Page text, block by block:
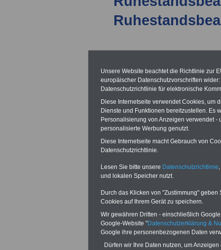
12.03.2026 Aus
Sektor:
(TV-L);
dem Ergebnis
die Tarifrunde
der Länder -
abgeschlossen
14.02.2026
Dienst der
Beschäftigte
Unsere Website beachtet die Richtlinie zur
europäischer Datenschutzvorschriften
Datenschutzrichtlinie für elektronische
Diese Internetseite verwendet Cookies, um
Dienste und Funktionen bereitzustellen. Es
Personalisierung von Anzeigen verwendet
personalisierte Werbung genutzt.
Diese Internetseite macht Gebrauch von
Datenschutzrichtlinie.
Lesen Sie bitte unsere Datenschutzrichtlinie
und lokalen Speicher nutzt.
Durch das Klicken von "Zustimmung"
Cookies auf Ihrem Gerät zu speichern.
Wir gewähren Dritten - einschließlich
Google-Website "Datenschutzerklärung &
Google ihre personenbezogenen Daten
Dürfen wir Ihre Daten nutzen, um